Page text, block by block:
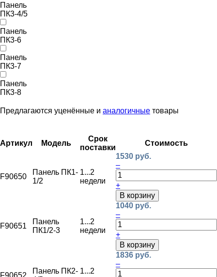
Панель
ПК3-4/5
Панель
ПК3-6
Панель
ПК3-7
Панель
ПК3-8
Предлагаются уценённые и аналогичные товары
Артикул Модель
Срок
поставки
Стоимость
F90650
Панель ПК1-
1/2
1...2
недели
1530 руб.
–
+
В корзину
F90651
Панель
ПК1/2-3
1...2
недели
1040 руб.
–
+
В корзину
F90652
Панель ПК2- 1...2
1836 руб.
–